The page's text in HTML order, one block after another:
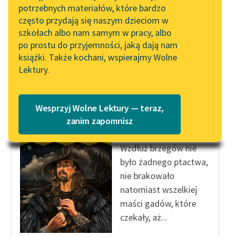
„Kochanek Lady
Chatterley” do słuchania
na Wolnych Lekturach
Nowy audiobook –
„Marzenie o Oriencie”
Lektury szkolne i klasyka
literatury do słuchania dla
uczennic i uczniów z
niepełnosprawnościami
E-kolekcja lektur
szkolnych i literatury do
słuchania dla uczennic i
OAI-PMH
Widget Wolnych Lektur
Przypisy
Katalog w formacie PDF
potrzebnych materiałów, które bardzo
często przydają się naszym dzieciom w
szkołach albo nam samym w pracy, albo
po prostu do przyjemności, jaką dają nam
książki. Także kochani, wspierajmy Wolne
Lektury.
Wesprzyj Wolne Lektury — teraz,
zanim zapomnisz
środkowej Ameryki:
popielato-brązowe
żararaki, o...
Emilio Salgari
Czarny Korsarz
Wzdłuż brzegów nie
było żadnego ptactwa,
nie brakowało
natomiast wszelkiej
maści gadów, które
czekały, aż...